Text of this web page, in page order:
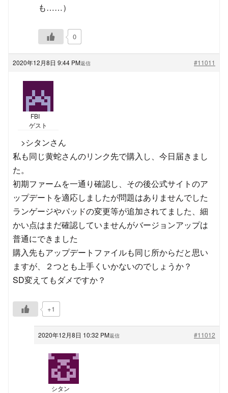
も……）
0
2020年12月8日 9:44 PM #11011
返信
FBI
ゲスト
>シタンさん
私も同じ黄蛇さんのリンク先で購入し、今日届きまし
た。
初期ファームを一通り確認し、その後公式サイトのア
ップデートを適応しましたが問題はありませんでした
ランゲージやパッドの変更等が追加されてました、細
かい点はまだ確認していませんがバージョンアップは
普通にできました
購入先もアップデートファイルも同じ所からだと思い
ますが、２つとも上手くいかないのでしょうか？
SD変えてもダメですか？
+1
2020年12月8日 10:32 PM #11012
返信
シタン